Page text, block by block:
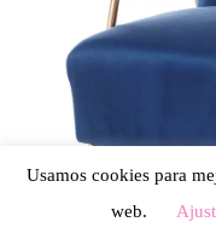
Usamos cookies para
web.